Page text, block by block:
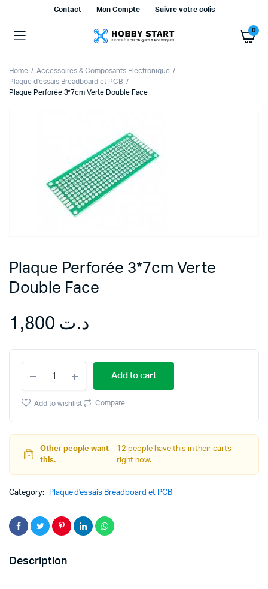
Contact Mon Compte Suivre votre colis
0
Home
Accessoires & Composants Electronique
Plaque d'essais Breadboard et PCB
Plaque Perforée 3*7cm Verte Double Face
Plaque Perforée 3*7cm Verte
Double Face
د.ت
Perforée
3*7cm
Verte
Face
quantity
Add to cart
Add to wishlist Compare
Other people want
this.
12 people have this in their carts
right now.
Category: Plaque d'essais Breadboard et PCB
Description